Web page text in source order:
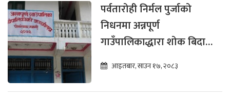
पर्वतारोही निर्मल पुर्जाको
निधनमा अन्नपूर्ण
गाउँपालिकाद्धारा शोक बिदा
घोषणाआइतबार, साउन १७, २०८३